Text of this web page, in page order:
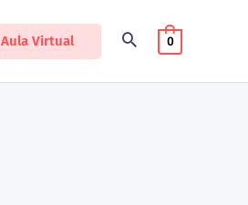
Aula Virtual 0